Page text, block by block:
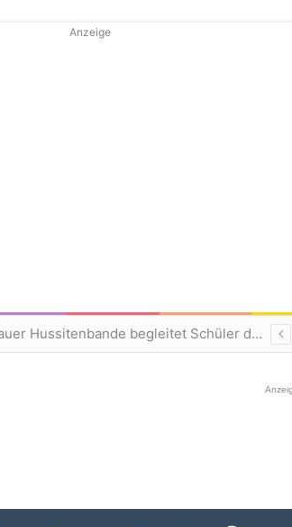
Anzeige
Kostenlose Stundenpläne: Bernauer Hussitenbande begleitet Schüler durchs neue Jahr